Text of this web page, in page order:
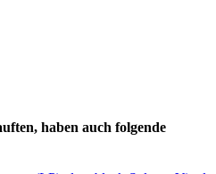
haben auch folgende